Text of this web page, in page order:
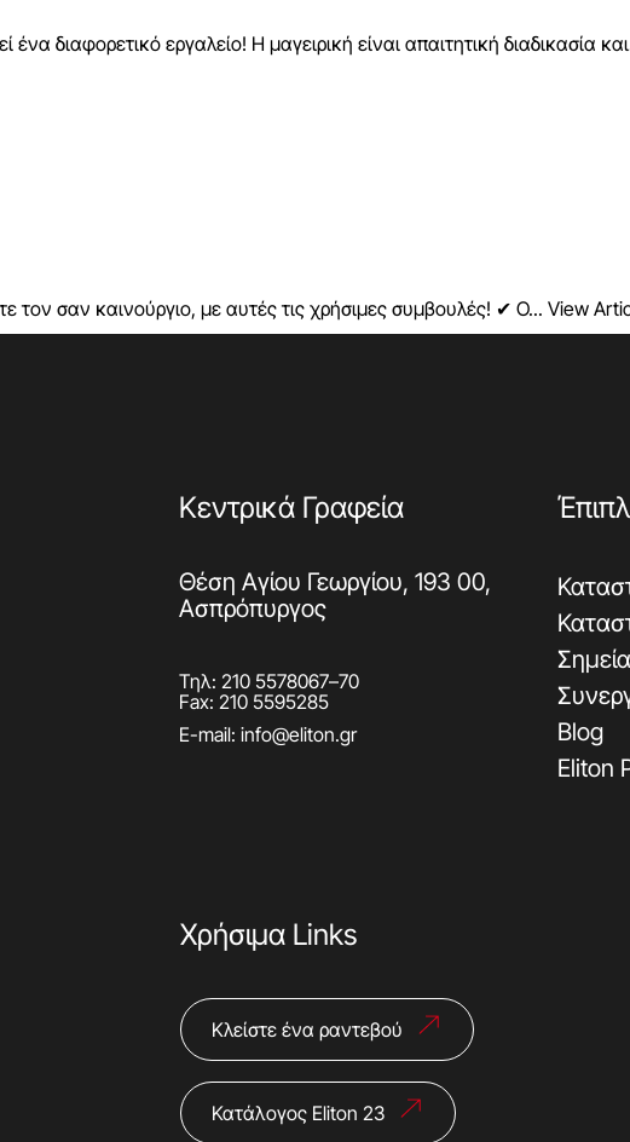
διαφορετικό εργαλείο! Η μαγειρική είναι απαιτητική διαδικασία
τον σαν καινούργιο, με αυτές τις χρήσιμες συμβουλές! ✔ Ο... View
Κεντρικά Γραφεία
Θέση Αγίου Γεωργίου, 193 00,
Ασπρόπυργος
Τηλ:210 5578067–70
Fax: 210 5595285
E-mail:info@eliton.gr
Blog
Eliton
Χρήσιμα Links
Κλείστε ένα ραντεβού
Κατάλογος Eliton 23